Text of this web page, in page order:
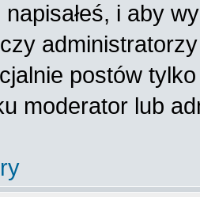
i aby
postów
moderator lub